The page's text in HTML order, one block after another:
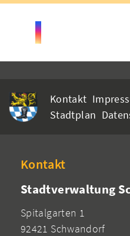
Kontakt
Stadtplan
Kontakt
Stadtverwaltung
Spitalgarten 1
92421 Schwandorf